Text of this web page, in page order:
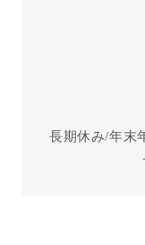
長期休み/年末